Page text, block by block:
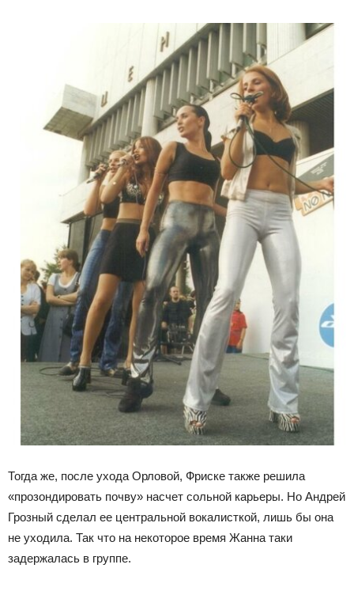
Тогда же, после ухода Орловой, Фриске также решила
«прозондировать почву» насчет сольной карьеры. Но Андрей
Грозный сделал ее центральной вокалисткой, лишь бы она
не уходила. Так что на некоторое время Жанна таки
задержалась в группе.